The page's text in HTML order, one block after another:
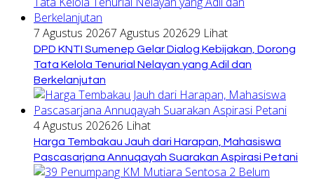
7 Agustus 20267 Agustus 202629 Lihat
DPD KNTI Sumenep Gelar Dialog Kebijakan, Dorong
Tata Kelola Tenurial Nelayan yang Adil dan
Berkelanjutan
4 Agustus 202626 Lihat
Harga Tembakau Jauh dari Harapan, Mahasiswa
Pascasarjana Annuqayah Suarakan Aspirasi Petani